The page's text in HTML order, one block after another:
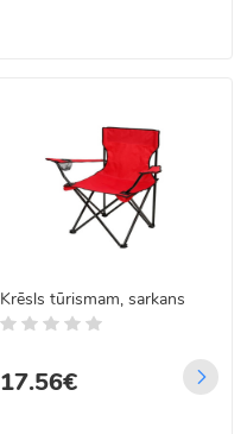
Krēsls tūrismam, sarkans
17.56€